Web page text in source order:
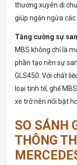
thường xuyên di
giúp ngăn ngừa các
Tăng cường sự
MBS không chỉ là
phần tạo nên sự
GLS450. Với chất
loại tinh tế, ghế
xe trở nên nổi bật
SO SÁNH
THÔNG